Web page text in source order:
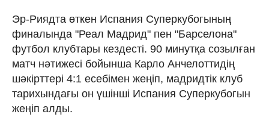
Эр-Риядта өткен Испания Суперкубогының
финалында "Реал Мадрид" пен "Барселона"
футбол клубтары кездесті. 90 минутқа созылған
матч нәтижесі бойынша Карло Анчелоттидің
шәкірттері 4:1 есебімен жеңіп, мадридтік клуб
тарихындағы он үшінші Испания Суперкубогын
жеңіп алды.